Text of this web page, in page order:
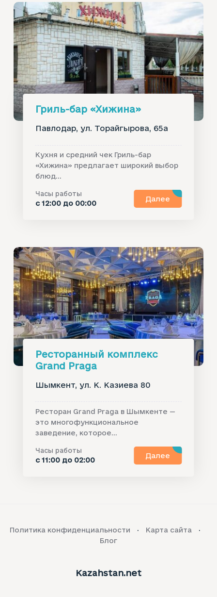
Гриль-бар «Хижина»
Павлодар, ул. Торайгырова, 65а
Кухня и средний чек Гриль-бар
«Хижина» предлагает широкий выбор
блюд...
Часы работы
с 12:00 до 00:00
Далее
Ресторанный комплекс
Grand Praga
Шымкент, ул. К. Казиева 80
Ресторан Grand Praga в Шымкенте —
это многофункциональное
заведение, которое...
Часы работы
с 11:00 до 02:00
Далее
Политика конфиденциальности
Карта сайта
Блог
Kazahstan.net